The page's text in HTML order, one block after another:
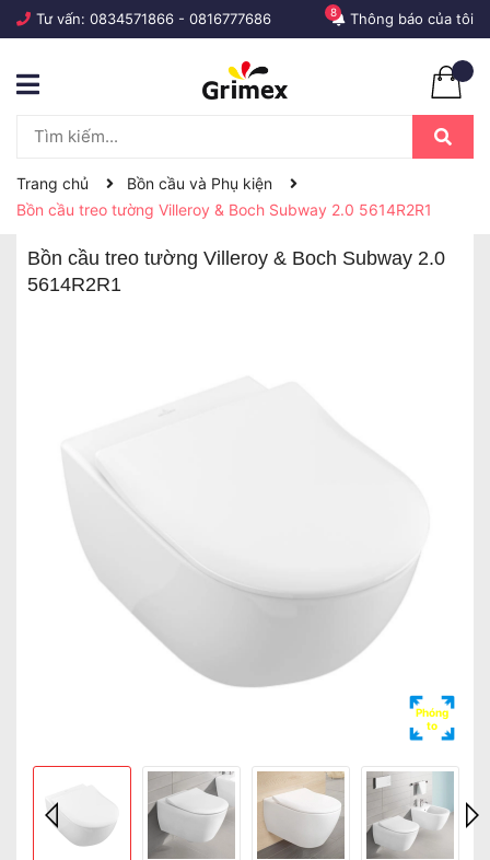
Tư vấn: 0834571866 - 0816777686 Thông báo của tôi
8
Trang chủ
Bồn cầu và Phụ kiện
Bồn cầu treo tường Villeroy & Boch Subway 2.0 5614R2R1
Bồn cầu treo tường Villeroy & Boch Subway 2.0
5614R2R1
Phóng
to